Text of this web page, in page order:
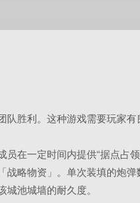
胜利。这种游戏需要玩家
在一定时间内提供“据点占
略物资」。单次装填的炮弹
池城墙的耐久度。